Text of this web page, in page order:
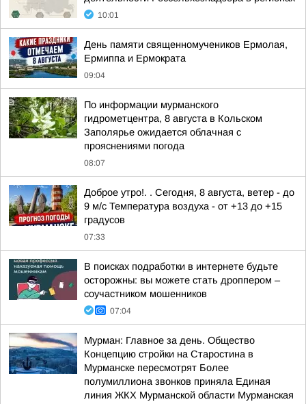
10:01
День памяти священномучеников Ермолая,
Ермиппа и Ермократа
09:04
По информации мурманского
гидрометцентра, 8 августа в Кольском
Заполярье ожидается облачная с
прояснениями погода
08:07
Доброе утро!. . Сегодня, 8 августа, ветер - до
9 м/с Температура воздуха - от +13 до +15
градусов
07:33
В поисках подработки в интернете будьте
осторожны: вы можете стать дроппером –
соучастником мошенников
07:04
Мурман: Главное за день. Общество
Концепцию стройки на Старостина в
Мурманске пересмотрят Более
полумиллиона звонков приняла Единая
линия ЖКХ Мурманской области Мурманская